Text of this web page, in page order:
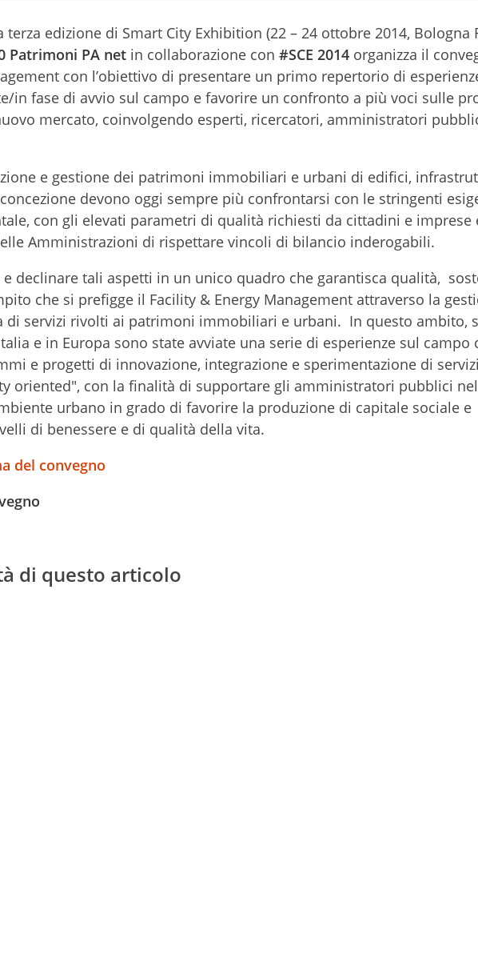
terza edizione di Smart City Exhibition (22 – 24 ottobre 2014, Bologna
Patrimoni PA net in collaborazione con #SCE 2014 organizza il
con l’obiettivo di presentare un primo repertorio di
in fase di avvio sul campo e favorire un confronto a più voci sulle
mercato, coinvolgendo esperti, ricercatori, amministratori
e gestione dei patrimoni immobiliari e urbani di edifici,
devono oggi sempre più confrontarsi con le stringenti
con gli elevati parametri di qualità richiesti da cittadini e imprese
Amministrazioni di rispettare vincoli di bilancio inderogabili.
e declinare tali aspetti in un unico quadro che garantisca qualità,
che si prefigge il Facility & Energy Management attraverso la
di servizi rivolti ai patrimoni immobiliari e urbani. In questo ambito,
e in Europa sono state avviate una serie di esperienze sul campo
e progetti di innovazione, integrazione e sperimentazione di
oriented", con la finalità di supportare gli amministratori pubblici
urbano in grado di favorire la produzione di capitale sociale e
di benessere e di qualità della vita.
del convegno
di questo articolo